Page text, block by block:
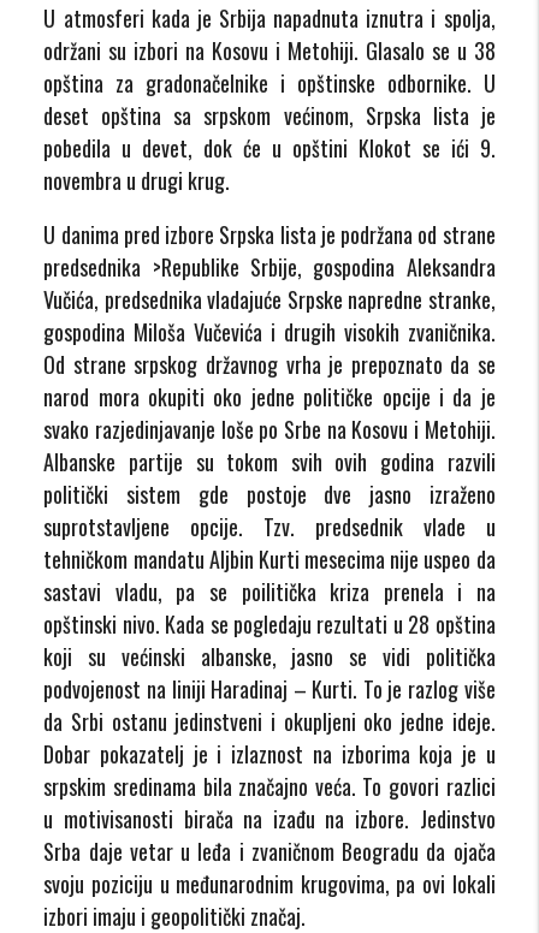
U atmosferi kada je Srbija napadnuta iznutra i spolja,
održani su izbori na Kosovu i Metohiji. Glasalo se u 38
opština za gradonačelnike i opštinske odbornike. U
deset opština sa srpskom većinom, Srpska lista je
pobedila u devet, dok će u opštini Klokot se ići 9.
novembra u drugi krug.
U danima pred izbore Srpska lista je podržana od strane
predsednika >Republike Srbije, gospodina Aleksandra
Vučića, predsednika vladajuće Srpske napredne stranke,
gospodina Miloša Vučevića i drugih visokih zvaničnika.
Od strane srpskog državnog vrha je prepoznato da se
narod mora okupiti oko jedne političke opcije i da je
svako razjedinjavanje loše po Srbe na Kosovu i Metohiji.
Albanske partije su tokom svih ovih godina razvili
politički sistem gde postoje dve jasno izraženo
suprotstavljene opcije. Tzv. predsednik vlade u
tehničkom mandatu Aljbin Kurti mesecima nije uspeo da
sastavi vladu, pa se poilitička kriza prenela i na
opštinski nivo. Kada se pogledaju rezultati u 28 opština
koji su većinski albanske, jasno se vidi politička
podvojenost na liniji Haradinaj – Kurti. To je razlog više
da Srbi ostanu jedinstveni i okupljeni oko jedne ideje.
Dobar pokazatelj je i izlaznost na izborima koja je u
srpskim sredinama bila značajno veća. To govori razlici
u motivisanosti birača na izađu na izbore. Jedinstvo
Srba daje vetar u leđa i zvaničnom Beogradu da ojača
svoju poziciju u međunarodnim krugovima, pa ovi lokali
izbori imaju i geopolitički značaj.